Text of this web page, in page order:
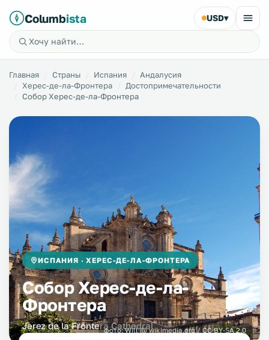
Columbista USD▾
Главная Страны Испания
Андалусия
Херес-де-ла-Фронтера
Достопримечательности
Собор Херес-де-ла-Фронтера
ИСПАНИЯ · ХЕРЕС-ДЕ-ЛА-ФРОНТЕРА
Собор Херес-де-ла-
Фронтера
Jerez de la Frontera Cathedral
фото:Will@ wikimedia.org / CC BY-SA 2.0